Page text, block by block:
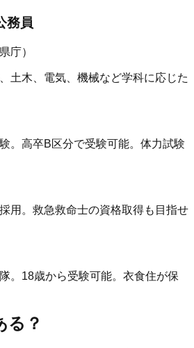
務員
庁）
土木、電気、機械など学科に応じた
。高卒B区分で受験可能。体力試験
用。救急救命士の資格取得も目指せ
。18歳から受験可能。衣食住が保
る？